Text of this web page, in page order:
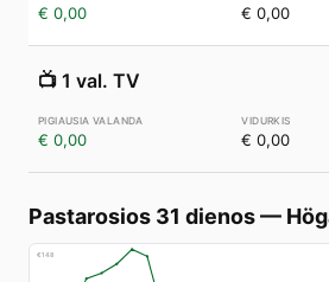
€ 0,00 € 0,00
📺 1 val. TV
€ 0,00 € 0,00
Pastarosios 31 dienos—
€148